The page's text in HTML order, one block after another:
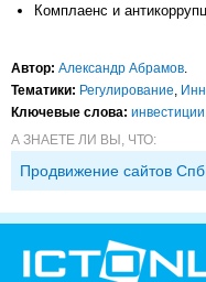
Комплаенс и
Автор: Александр Абрамов.
Тематики: Регулирование,
Ключевые слова: инвестиции
А ЗНАЕТЕ ЛИ ВЫ, ЧТО:
Продвижение сайтов Спб